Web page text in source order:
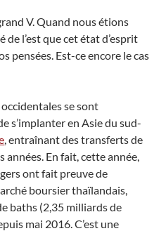
V. Quand nous étions
de l’est que cet état d’esprit
pensées. Est-ce encore le cas
se sont
s’implanter en Asie du sud-
, entraînant des transferts de
En fait, cette année,
ont fait preuve de
boursier thaïlandais,
baths (2,35 milliards de
mai 2016. C’est une